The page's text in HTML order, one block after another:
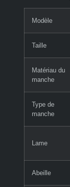
Modèle
Taille
Matériau du
manche
Type de
manche
Lame
Abeille